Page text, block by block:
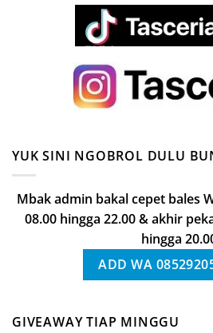
YUK SINI NGOBROL DULU
Mbak admin bakal cepet bales
08.00 hingga 22.00 & akhir
hingga
ADD WA
GIVEAWAY TIAP MINGGU